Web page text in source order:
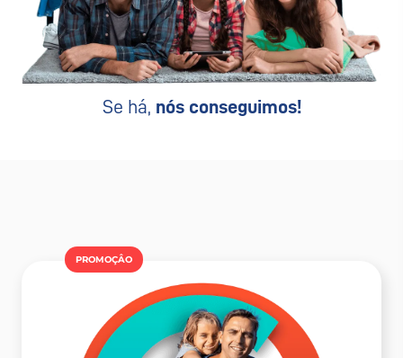
Se há, nós conseguimos!
PROMOÇÂO